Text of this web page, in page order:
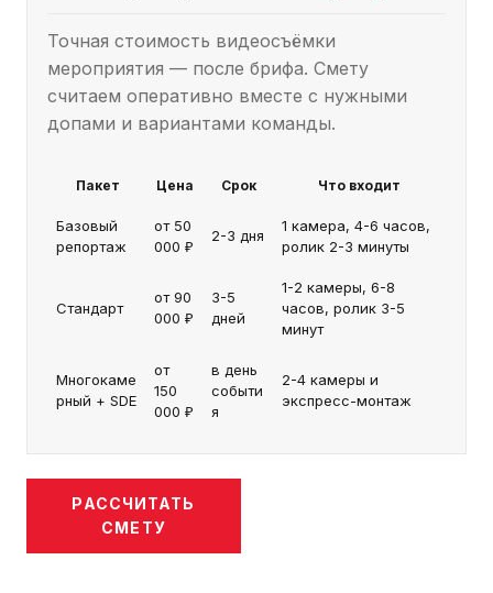
Точная стоимость видеосъёмки
мероприятия — после брифа. Смету
считаем оперативно вместе с нужными
допами и вариантами команды.
Пакет Цена Срок Что входит
Базовый
репортаж
от 50
000 ₽
2-3 дня
1 камера, 4-6 часов,
ролик 2-3 минуты
Стандарт
от 90
000 ₽
3-5
дней
1-2 камеры, 6-8
часов, ролик 3-5
минут
Многокаме
рный + SDE
от
150
000 ₽
в день
событи
я
2-4 камеры и
экспресс-монтаж
РАССЧИТАТЬ
СМЕТУ